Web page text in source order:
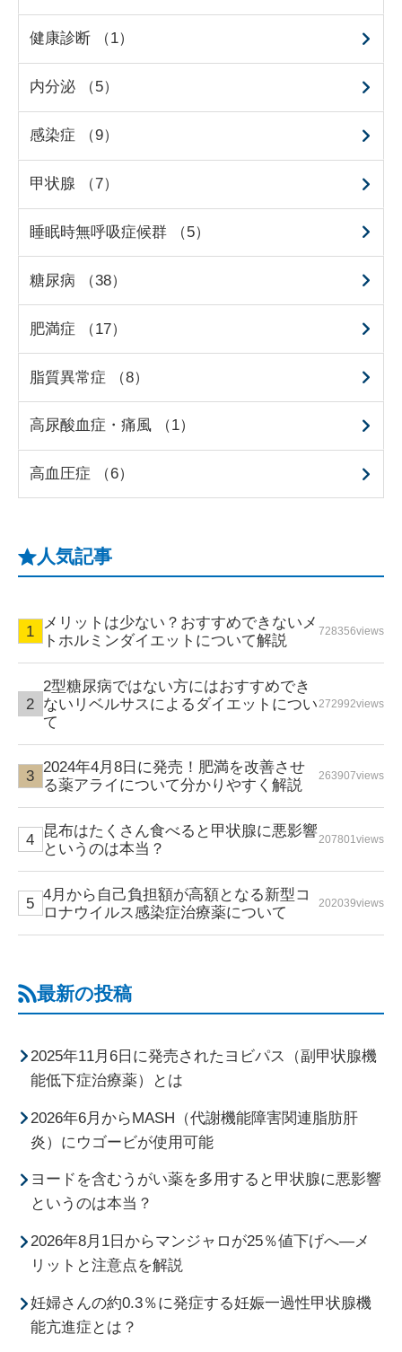
健康診断 （1）
内分泌 （5）
感染症 （9）
甲状腺 （7）
睡眠時無呼吸症候群 （5）
糖尿病 （38）
肥満症 （17）
脂質異常症 （8）
高尿酸血症・痛風 （1）
高血圧症 （6）
人気記事
メリットは少ない？おすすめできないメ
トホルミンダイエットについて解説
728356views
2型糖尿病ではない方にはおすすめでき
ないリベルサスによるダイエットについ
て
272992views
2024年4月8日に発売！肥満を改善させ
る薬アライについて分かりやすく解説
263907views
昆布はたくさん食べると甲状腺に悪影響
というのは本当？
207801views
4月から自己負担額が高額となる新型コ
ロナウイルス感染症治療薬について
202039views
最新の投稿
2025年11月6日に発売されたヨビパス（副甲状腺機
能低下症治療薬）とは
2026年6月からMASH（代謝機能障害関連脂肪肝
炎）にウゴービが使用可能
ヨードを含むうがい薬を多用すると甲状腺に悪影響
というのは本当？
2026年8月1日からマンジャロが25％値下げへ―メ
リットと注意点を解説
妊婦さんの約0.3％に発症する妊娠一過性甲状腺機
能亢進症とは？